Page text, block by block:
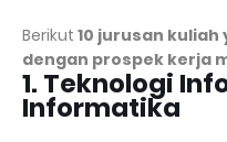
Berikut 10 jurusan
dengan prospek kerja
1. Teknologi
Informatika